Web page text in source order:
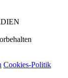
Cookies-Politik